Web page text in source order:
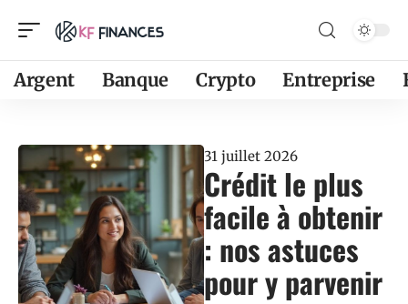
Argent Banque Crypto Entreprise
31 juillet 2026
Crédit le plus
facile à obtenir
: nos astuces
pour y parvenir